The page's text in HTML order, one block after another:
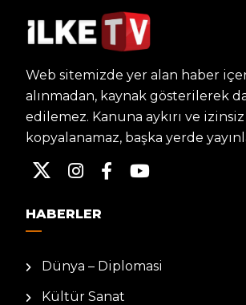
Web sitemizde yer alan haber
alınmadan, kaynak gösterilerek
edilemez. Kanuna aykırı ve
kopyalanamaz, başka yerde
HABERLER
Dünya – Diplomasi
Kültür Sanat